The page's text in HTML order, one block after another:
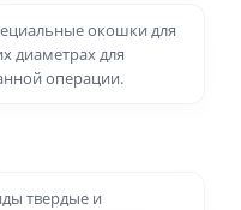
окошки для
диаметрах для
операции.
твердые и